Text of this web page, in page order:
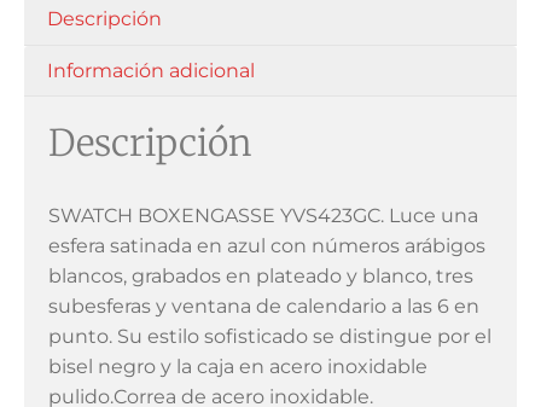
Descripción
Información adicional
Descripción
SWATCH BOXENGASSE YVS423GC. Luce una
esfera satinada en azul con números arábigos
blancos, grabados en plateado y blanco, tres
subesferas y ventana de calendario a las 6 en
punto. Su estilo sofisticado se distingue por el
bisel negro y la caja en acero inoxidable
pulido.Correa de acero inoxidable.